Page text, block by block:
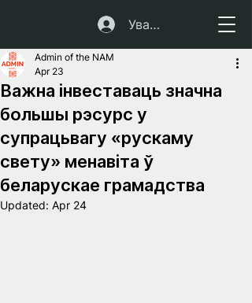
Увайсці
Важна інвеставаць значна
большы рэсурс у
супрацьвагу «рускаму
свету» менавіта ў
беларускае грамадства
Admin of the NAM
Apr 23
Updated: Apr 24